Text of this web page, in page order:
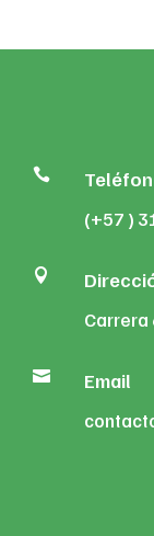

(+57 )

Carrera
 Email